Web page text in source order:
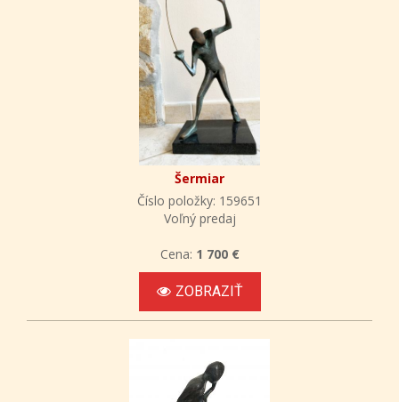
Šermiar
Číslo položky: 159651
Voľný predaj
Cena: 1 700 €
ZOBRAZIŤ